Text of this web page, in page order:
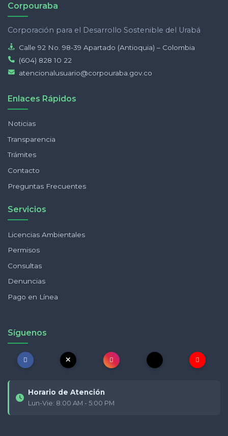
Corpouraba
Corporación para el Desarrollo Sostenible del Urabá
Calle 92 No. 98-39 Apartado (Antioquia) – Colombia
(604) 828 10 22
atencionalusuario@corpouraba.gov.co
Enlaces Rápidos
Noticias
Transparencia
Trámites
Contacto
Preguntas Frecuentes
Servicios
Licencias Ambientales
Permisos
Consultas
Denuncias
Pago en Línea
Síguenos
Horario de Atención
Lun-Vie: 8:00 AM - 5:00 PM